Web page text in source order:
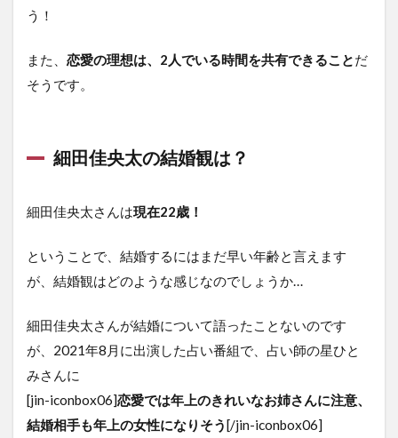
う！
また、 恋愛の理想は、2人でいる時間を共有できることだ
そうです。
細田佳央太の結婚観は？
細田佳央太さんは現在22歳！
ということで、結婚するにはまだ早い年齢と言えます
が、結婚観はどのような感じなのでしょうか…
細田佳央太さんが結婚について語ったことないのです
が、2021年8月に出演した占い番組で、占い師の星ひと
みさんに
[jin-iconbox06]恋愛では年上のきれいなお姉さんに注意、
結婚相手も年上の女性になりそう [/jin-iconbox06]